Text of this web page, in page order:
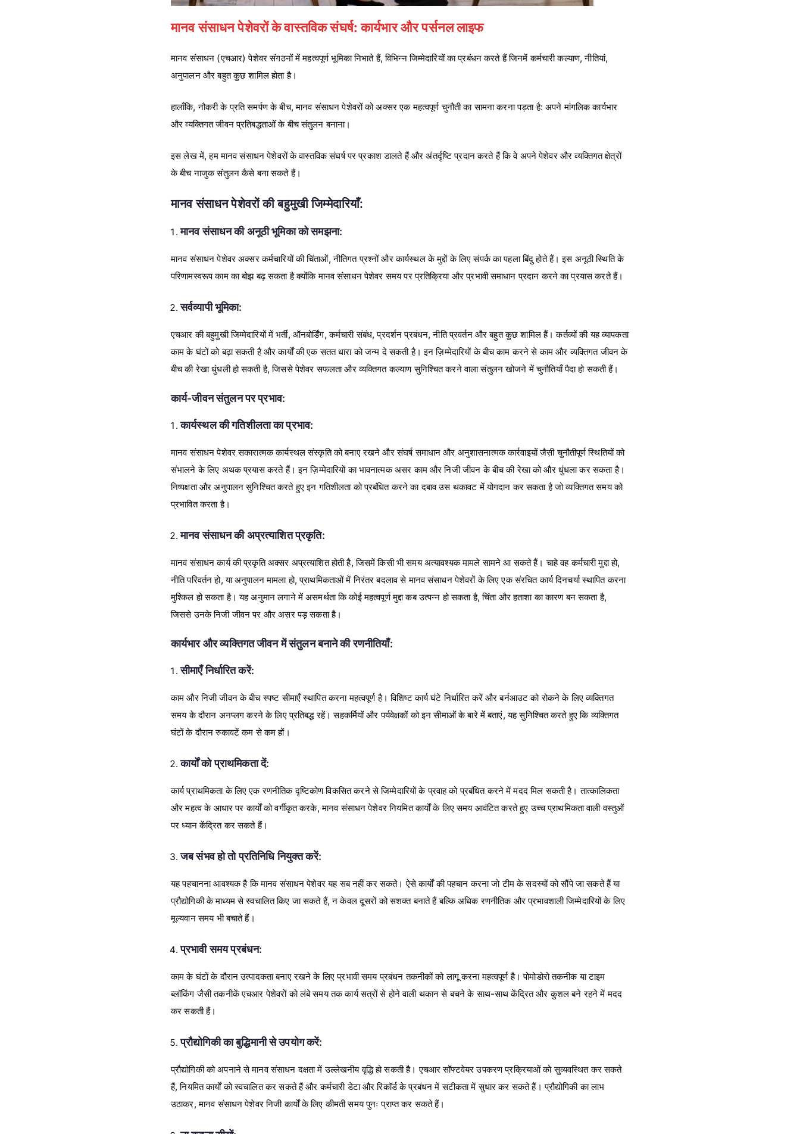
मानव संसाधन पेशेवरों के वास्तविक संघर्ष: कार्यभार और पर्सनल लाइफ
मानव संसाधन (एचआर) पेशेवर संगठनों में महत्वपूर्ण भूमिका निभाते हैं, विभिन्न जिम्मेदारियों का प्रबंधन करते हैं जिनमें कर्मचारी कल्याण, नीतियां,
अनुपालन और बहुत कुछ शामिल होता है।
हालाँकि, नौकरी के प्रति समर्पण के बीच, मानव संसाधन पेशेवरों को अक्सर एक महत्वपूर्ण चुनौती का सामना करना पड़ता है: अपने मांगलिक कार्यभार
और व्यक्तिगत जीवन प्रतिबद्धताओं के बीच संतुलन बनाना।
इस लेख में, हम मानव संसाधन पेशेवरों के वास्तविक संघर्ष पर प्रकाश डालते हैं और अंतर्दृष्टि प्रदान करते हैं कि वे अपने पेशेवर और व्यक्तिगत क्षेत्रों
के बीच नाजुक संतुलन कैसे बना सकते हैं।
मानव संसाधन पेशेवरों की बहुमुखी जिम्मेदारियाँ:
मानव संसाधन की अनूठी भूमिका को समझना:
मानव संसाधन पेशेवर अक्सर कर्मचारियों की चिंताओं, नीतिगत प्रश्नों और कार्यस्थल के मुद्दों के लिए संपर्क का पहला बिंदु होते हैं। इस अनूठी स्थिति के
परिणामस्वरूप काम का बोझ बढ़ सकता है क्योंकि मानव संसाधन पेशेवर समय पर प्रतिक्रिया और प्रभावी समाधान प्रदान करने का प्रयास करते हैं।
सर्वव्यापी भूमिका:
एचआर की बहुमुखी जिम्मेदारियों में भर्ती, ऑनबोर्डिंग, कर्मचारी संबंध, प्रदर्शन प्रबंधन, नीति प्रवर्तन और बहुत कुछ शामिल हैं। कर्तव्यों की यह व्यापकता
काम के घंटों को बढ़ा सकती है और कार्यों की एक सतत धारा को जन्म दे सकती है। इन ज़िम्मेदारियों के बीच काम करने से काम और व्यक्तिगत जीवन के
बीच की रेखा धुंधली हो सकती है, जिससे पेशेवर सफलता और व्यक्तिगत कल्याण सुनिश्चित करने वाला संतुलन खोजने में चुनौतियाँ पैदा हो सकती हैं।
कार्य-जीवन संतुलन पर प्रभाव:
कार्यस्थल की गतिशीलता का प्रभाव:
मानव संसाधन पेशेवर सकारात्मक कार्यस्थल संस्कृति को बनाए रखने और संघर्ष समाधान और अनुशासनात्मक कार्रवाइयों जैसी चुनौतीपूर्ण स्थितियों को
संभालने के लिए अथक प्रयास करते हैं। इन ज़िम्मेदारियों का भावनात्मक असर काम और निजी जीवन के बीच की रेखा को और धुंधला कर सकता है।
निष्पक्षता और अनुपालन सुनिश्चित करते हुए इन गतिशीलता को प्रबंधित करने का दबाव उस थकावट में योगदान कर सकता है जो व्यक्तिगत समय को
प्रभावित करता है।
मानव संसाधन की अप्रत्याशित प्रकृति:
मानव संसाधन कार्य की प्रकृति अक्सर अप्रत्याशित होती है, जिसमें किसी भी समय अत्यावश्यक मामले सामने आ सकते हैं। चाहे वह कर्मचारी मुद्दा हो,
नीति परिवर्तन हो, या अनुपालन मामला हो, प्राथमिकताओं में निरंतर बदलाव से मानव संसाधन पेशेवरों के लिए एक संरचित कार्य दिनचर्या स्थापित करना
मुश्किल हो सकता है। यह अनुमान लगाने में असमर्थता कि कोई महत्वपूर्ण मुद्दा कब उत्पन्न हो सकता है, चिंता और हताशा का कारण बन सकता है,
जिससे उनके निजी जीवन पर और असर पड़ सकता है।
कार्यभार और व्यक्तिगत जीवन में संतुलन बनाने की रणनीतियाँ:
सीमाएँ निर्धारित करें:
काम और निजी जीवन के बीच स्पष्ट सीमाएँ स्थापित करना महत्वपूर्ण है। विशिष्ट कार्य घंटे निर्धारित करें और बर्नआउट को रोकने के लिए व्यक्तिगत
समय के दौरान अनप्लग करने के लिए प्रतिबद्ध रहें। सहकर्मियों और पर्यवेक्षकों को इन सीमाओं के बारे में बताएं, यह सुनिश्चित करते हुए कि व्यक्तिगत
घंटों के दौरान रुकावटें कम से कम हों।
कार्यों को प्राथमिकता दें:
कार्य प्राथमिकता के लिए एक रणनीतिक दृष्टिकोण विकसित करने से जिम्मेदारियों के प्रवाह को प्रबंधित करने में मदद मिल सकती है। तात्कालिकता
और महत्व के आधार पर कार्यों को वर्गीकृत करके, मानव संसाधन पेशेवर नियमित कार्यों के लिए समय आवंटित करते हुए उच्च प्राथमिकता वाली वस्तुओं
पर ध्यान केंद्रित कर सकते हैं।
जब संभव हो तो प्रतिनिधि नियुक्त करें:
यह पहचानना आवश्यक है कि मानव संसाधन पेशेवर यह सब नहीं कर सकते। ऐसे कार्यों की पहचान करना जो टीम के सदस्यों को सौंपे जा सकते हैं या
प्रौद्योगिकी के माध्यम से स्वचालित किए जा सकते हैं, न केवल दूसरों को सशक्त बनाते हैं बल्कि अधिक रणनीतिक और प्रभावशाली जिम्मेदारियों के लिए
मूल्यवान समय भी बचाते हैं।
प्रभावी समय प्रबंधन:
काम के घंटों के दौरान उत्पादकता बनाए रखने के लिए प्रभावी समय प्रबंधन तकनीकों को लागू करना महत्वपूर्ण है। पोमोडोरो तकनीक या टाइम
ब्लॉकिंग जैसी तकनीकें एचआर पेशेवरों को लंबे समय तक कार्य सत्रों से होने वाली थकान से बचने के साथ-साथ केंद्रित और कुशल बने रहने में मदद
कर सकती हैं।
प्रौद्योगिकी का बुद्धिमानी से उपयोग करें:
प्रौद्योगिकी को अपनाने से मानव संसाधन दक्षता में उल्लेखनीय वृद्धि हो सकती है। एचआर सॉफ्टवेयर उपकरण प्रक्रियाओं को सुव्यवस्थित कर सकते
हैं, नियमित कार्यों को स्वचालित कर सकते हैं और कर्मचारी डेटा और रिकॉर्ड के प्रबंधन में सटीकता में सुधार कर सकते हैं। प्रौद्योगिकी का लाभ
उठाकर, मानव संसाधन पेशेवर निजी कार्यों के लिए कीमती समय पुनः प्राप्त कर सकते हैं।